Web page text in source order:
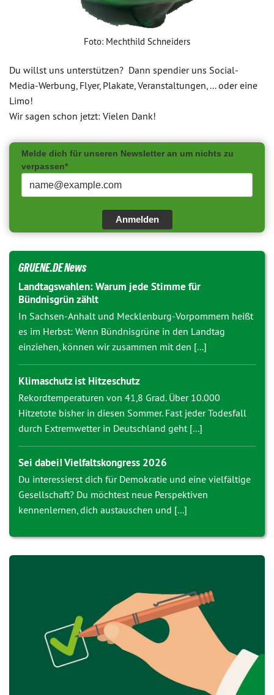
Foto: Mechthild Schneiders
Du willst uns unterstützen? Dann spendier uns Social-
Media-Werbung, Flyer, Plakate, Veranstaltungen, ... oder eine
Limo!
Wir sagen schon jetzt: Vielen Dank!
Melde dich für unseren Newsletter an um nichts zu
verpassen*
Anmelden
GRUENE.DE News
Landtagswahlen: Warum jede Stimme für
Bündnisgrün zählt
In Sachsen-Anhalt und Mecklenburg-Vorpommern heißt
es im Herbst: Wenn Bündnisgrüne in den Landtag
einziehen, können wir zusammen mit den [...]
Klimaschutz ist Hitzeschutz
Rekordtemperaturen von 41,8 Grad. Über 10.000
Hitzetote bisher in diesen Sommer. Fast jeder Todesfall
durch Extremwetter in Deutschland geht [...]
Sei dabei! Vielfaltskongress 2026
Du interessierst dich für Demokratie und eine vielfältige
Gesellschaft? Du möchtest neue Perspektiven
kennenlernen, dich austauschen und [...]